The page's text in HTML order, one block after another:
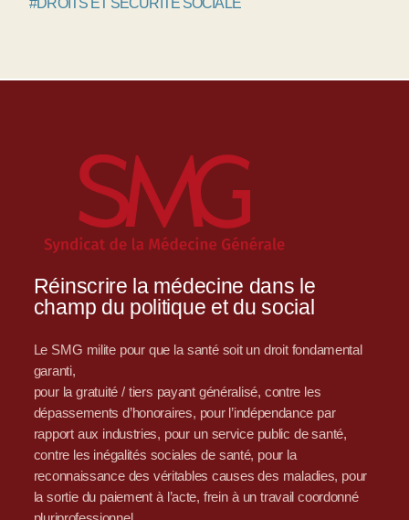
#DROITS ET SÉCURITÉ SOCIALE
Réinscrire la médecine dans le
champ du politique et du social
Le SMG milite pour que la santé soit un droit fondamental
garanti,
pour la gratuité / tiers payant généralisé, contre les
dépassements d’honoraires, pour l’indépendance par
rapport aux industries, pour un service public de santé,
contre les inégalités sociales de santé, pour la
reconnaissance des véritables causes des maladies, pour
la sortie du paiement à l’acte, frein à un travail coordonné